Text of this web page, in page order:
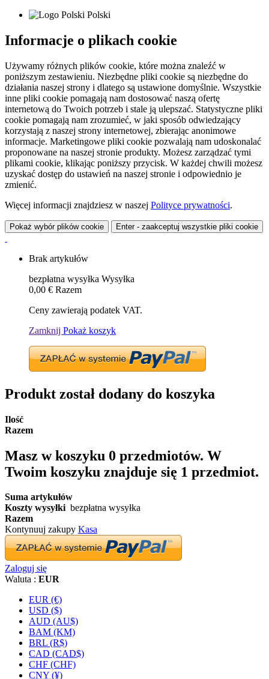
Polski
Informacje o plikach cookie
Używamy różnych plików cookie, które można znaleźć w
poniższym zestawieniu. Niezbędne pliki cookie są niezbędne do
działania naszej strony i dlatego są ustawione domyślnie. Wszystkie
inne pliki cookie pomagają nam dostosować naszą ofertę
internetową do Twoich potrzeb i stale ją ulepszać. Statystyczne pliki
cookie pomagają nam zrozumieć, w jaki sposób odwiedzający
korzystają z naszej strony internetowej, zbierając anonimowe
informacje. Marketingowe pliki cookie pozwalają nam udoskonalać
proponowane na naszej stronie produkty. Możesz zarządzać tymi
plikami cookie, klikając poniższy przycisk. W każdej chwili możesz
uzyskać dostęp do ustawień na naszej stronie i odpowiednio je
zmienić.
Więcej informacji znajdziesz w naszej Polityce prywatności.
Pokaż wybór plików cookie Enter - zaakceptuj wszystkie pliki cookie
Brak artykułów
bezpłatna wysyłka Wysyłka
0,00 € Razem
Ceny zawierają podatek VAT.
Zamknij Pokaż koszyk
Produkt został dodany do koszyka
Ilość
Razem
Masz w koszyku 0 przedmiotów. W
Twoim koszyku znajduje się 1 przedmiot.
Suma artykułów
Koszty wysyłki bezpłatna wysyłka
Razem
Kontynuuj zakupy Kasa
Zaloguj się
Waluta : EUR
EUR (€)
USD ($)
AUD (AU$)
BAM (KM)
BRL (R$)
CAD (CAD$)
CHF (CHF)
CNY (¥)